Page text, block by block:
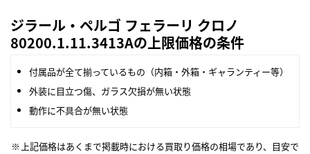
ジラール・ペルゴ フェラーリ クロノ
80200.1.11.3413Aの上限価格の条件
付属品が全て揃っているもの（内箱・外箱・ギャランティー等）
外装に目立つ傷、ガラス欠損が無い状態
動作に不具合が無い状態
上記価格はあくまで掲載時における買取り価格の相場であり、目安で